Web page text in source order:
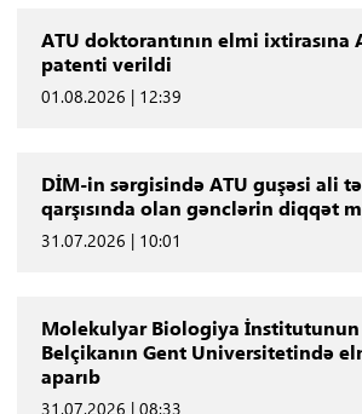
ATU doktorantının elmi ixtirasına
patenti verildi
01.08.2026 | 12:39
DİM-in sərgisində ATU guşəsi ali
qarşısında olan gənclərin diqqət
31.07.2026 | 10:01
Molekulyar Biologiya İnstitutunun
Belçikanın Gent Universitetində
aparıb
31.07.2026 | 08:33